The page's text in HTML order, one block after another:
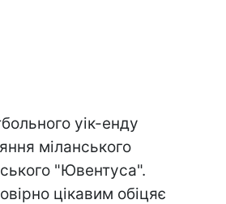
уік-енду
міланського
"Ювентуса".
цікавим обіцяє